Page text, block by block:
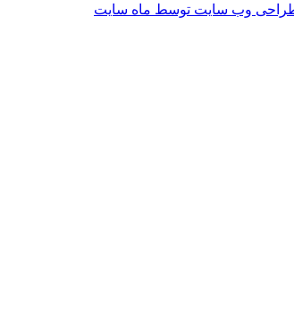
وب سایت توسط ماه سایت